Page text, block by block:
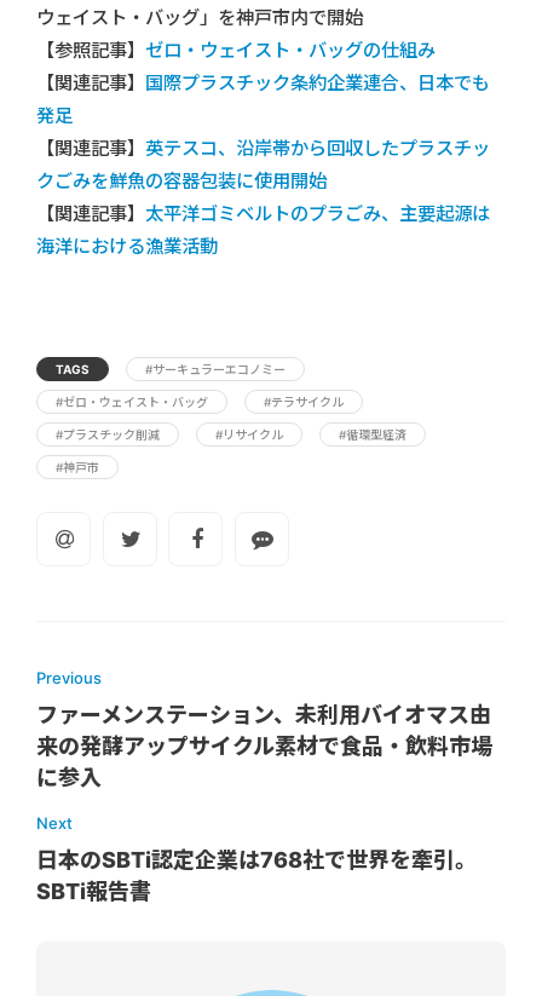
ウェイスト・バッグ」を神戸市内で開始
【参照記事】 ゼロ・ウェイスト・バッグの仕組み
【関連記事】 国際プラスチック条約企業連合、日本でも
発足
【関連記事】 英テスコ、沿岸帯から回収したプラスチッ
クごみを鮮魚の容器包装に使用開始
【関連記事】 太平洋ゴミベルトのプラごみ、主要起源は
海洋における漁業活動
TAGS #サーキュラーエコノミー
#ゼロ・ウェイスト・バッグ #テラサイクル
#プラスチック削減 #リサイクル #循環型経済
#神戸市
Previous
ファーメンステーション、未利用バイオマス由
来の発酵アップサイクル素材で食品・飲料市場
に参入
Next
日本のSBTi認定企業は768社で世界を牽引。
SBTi報告書